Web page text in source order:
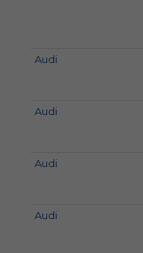
Audi
Audi
Audi
Audi